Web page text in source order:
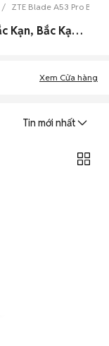
ZTE Blade A53 Pro Bắc
0 Zte Blade A53 Pro cũ Thành Phố Bắc Kạn, Bắc Kạn đẹp
Xem Cửa hàng
Tin mới nhất